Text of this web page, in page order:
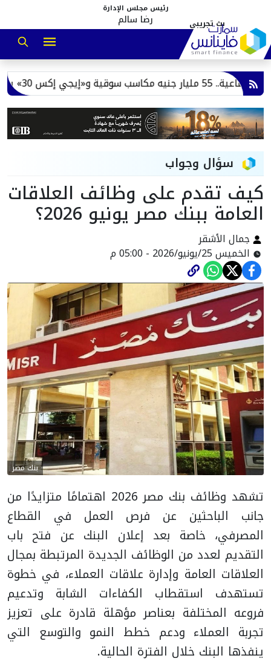
رئيس مجلس الإدارة
رضا سالم
قمة تاريخية
سؤال وجواب
كيف تقدم على وظائف العلاقات
العامة ببنك مصر يونيو 2026؟
جمال الأشقر
الخميس 25/يونيو/2026 - 05:00 م
بنك مصر
تشهد وظائف بنك مصر 2026 اهتمامًا متزايدًا من
جانب الباحثين عن فرص العمل في القطاع
المصرفي، خاصة بعد إعلان البنك عن فتح باب
التقديم لعدد من الوظائف الجديدة المرتبطة بمجال
العلاقات العامة وإدارة علاقات العملاء، في خطوة
تستهدف استقطاب الكفاءات الشابة وتدعيم
فروعه المختلفة بعناصر مؤهلة قادرة على تعزيز
تجربة العملاء ودعم خطط النمو والتوسع التي
ينفذها البنك خلال الفترة الحالية.